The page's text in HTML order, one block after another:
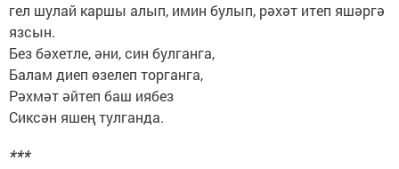
гел шулай каршы алып, имин булып, рәхәт итеп яшәргә
язсын.
Без бәхетле, әни, син булганга,
Балам диеп өзелеп торганга,
Рәхмәт әйтеп баш иябез
Сиксән яшең тулганда.
***